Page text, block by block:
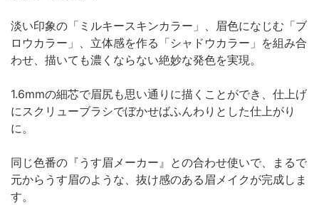
淡い印象の「ミルキースキンカラー」、眉色になじむ「ブ
ロウカラー」、立体感を作る「シャドウカラー」を組み合
わせ、描いても濃くならない絶妙な発色を実現。
1.6mmの細芯で眉尻も思い通りに描くことができ、仕上げ
にスクリューブラシでぼかせばふんわりとした仕上がり
に。
同じ色番の『うす眉メーカー』との合わせ使いで、まるで
元からうす眉のような、抜け感のある眉メイクが完成しま
す。